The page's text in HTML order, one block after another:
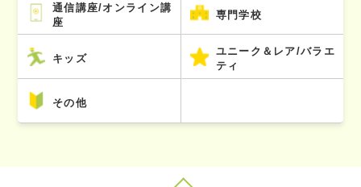
通信講座/オンライン講
座
専門学校
キッズ
ユニーク＆レア/バラエ
ティ
その他